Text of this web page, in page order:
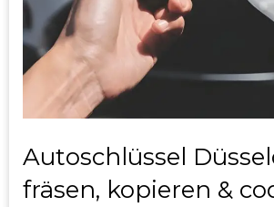
Autoschlüssel
fräsen, kopieren &